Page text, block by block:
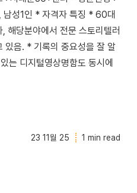
성1인 * 자격자 특징 * 60대
해당분야에서 전문 스토리텔러
있음. * 기록의 중요성을 잘 알
는 디지털영상명함도 동시에
23 11월 25 1 min read